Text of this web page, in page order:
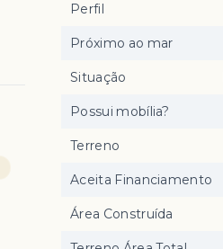
Perfil
Próximo ao mar
Situação
Possui mobília?
Terreno
Aceita Financiamento
Área Construída